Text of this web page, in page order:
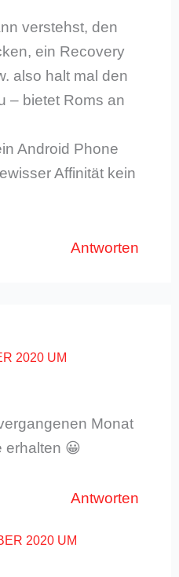
verstehst, den
ein Recovery
also halt mal den
– bietet Roms an
Android Phone
Affinität kein
Antworten
2020 UM
Monat
erhalten 😀
Antworten
2020 UM